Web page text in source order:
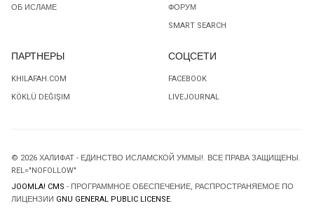
ОБ ИСЛАМЕ
ФОРУМ
SMART SEARCH
ПАРТНЕРЫ
KHILAFAH.COM
KÖKLÜ DEĞIŞIM
СОЦСЕТИ
FACEBOOK
LIVEJOURNAL
© 2026 ХАЛИФАТ - ЕДИНСТВО ИСЛАМСКОЙ УММЫ!. ВСЕ ПРАВА ЗАЩИЩЕНЫ.
REL="NOFOLLOW"
JOOMLA! CMS - ПРОГРАММНОЕ ОБЕСПЕЧЕНИЕ, РАСПРОСТРАНЯЕМОЕ ПО
ЛИЦЕНЗИИ GNU GENERAL PUBLIC LICENSE.